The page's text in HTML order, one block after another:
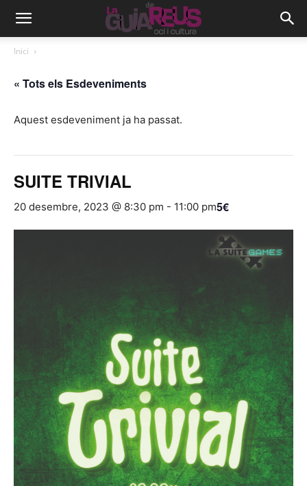
Inici
« Tots els Esdeveniments
Aquest esdeveniment ja ha passat.
SUITE TRIVIAL
20 desembre, 2023 @ 8:30 pm - 11:00 pm5€